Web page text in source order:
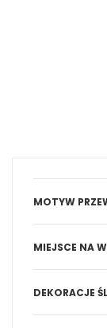
MOTYW
MIEJSCE NA
DEKORACJE